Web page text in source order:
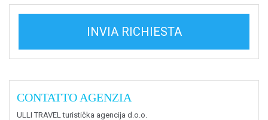
INVIA RICHIESTA
CONTATTO AGENZIA
ULLI TRAVEL turistička agencija d.o.o.